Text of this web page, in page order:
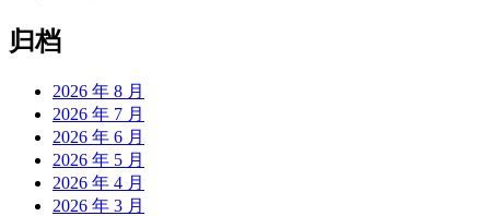
归档
2026 年 8 月
2026 年 7 月
2026 年 6 月
2026 年 5 月
2026 年 4 月
2026 年 3 月